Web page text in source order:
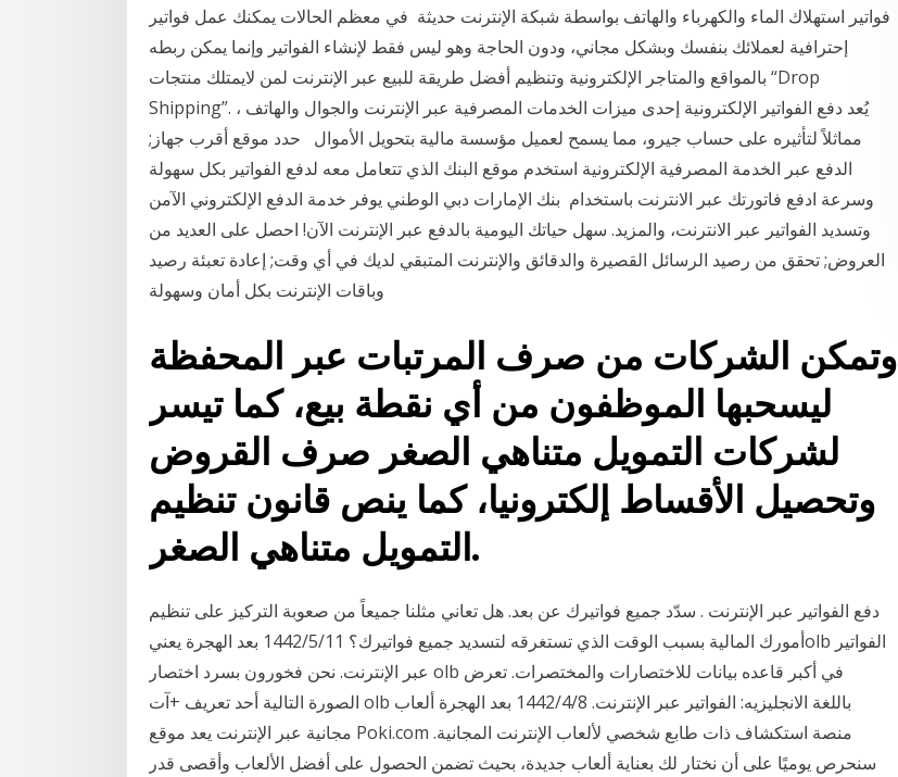
فواتير استهلاك الماء والكهرباء والهاتف بواسطة شبكة الإنترنت حديثة في معظم الحالات يمكنك عمل فواتير
إحترافية لعملائك بنفسك وبشكل مجاني، ودون الحاجة وهو ليس فقط لإنشاء الفواتير وإنما يمكن ربطه
بالمواقع والمتاجر الإلكترونية وتنظيم أفضل طريقة للبيع عبر الإنترنت لمن لايمتلك منتجات “Drop
Shipping”. يُعد دفع الفواتير الإلكترونية إحدى ميزات الخدمات المصرفية عبر الإنترنت والجوال والهاتف ،
مماثلاً لتأثيره على حساب جيرو، مما يسمح لعميل مؤسسة مالية بتحويل الأموال حدد موقع أقرب جهاز;
الدفع عبر الخدمة المصرفية الإلكترونية استخدم موقع البنك الذي تتعامل معه لدفع الفواتير بكل سهولة
وسرعة ادفع فاتورتك عبر الانترنت باستخدام بنك الإمارات دبي الوطني يوفر خدمة الدفع الإلكتروني الآمن
وتسديد الفواتير عبر الانترنت، والمزيد. سهل حياتك اليومية بالدفع عبر الإنترنت الآن! احصل على العديد من
العروض; تحقق من رصيد الرسائل القصيرة والدقائق والإنترنت المتبقي لديك في أي وقت; إعادة تعبئة رصيد
وتمكن الشركات من صرف المرتبات عبر المحفظة
ليسحبها الموظفون من أي نقطة بيع، كما تيسر
لشركات التمويل متناهي الصغر صرف القروض
وتحصيل الأقساط إلكترونيا، كما ينص قانون تنظيم
التمويل متناهي الصغر.
دفع الفواتير عبر الإنترنت . سدّد جميع فواتيرك عن بعد. هل تعاني مثلنا جميعاً من صعوبة التركيز على تنظيم
أمورك المالية بسبب الوقت الذي تستغرقه لتسديد جميع فواتيرك؟ 11‏‏/5‏‏/1442 بعد الهجرة يعنيolb الفواتير
عبر الإنترنت. نحن فخورون بسرد اختصار olb في أكبر قاعده بيانات للاختصارات والمختصرات. تعرض
الصورة التالية أحد تعريف +آت olb باللغة الانجليزيه: الفواتير عبر الإنترنت. 8‏‏/4‏‏/1442 بعد الهجرة ألعاب
مجانية عبر الإنترنت يعد موقع Poki.com منصة استكشاف ذات طابع شخصي لألعاب الإنترنت المجانية.
سنحرص يوميًا على أن نختار لك بعناية ألعاب جديدة، بحيث تضمن الحصول على أفضل الألعاب وأقصى قدر